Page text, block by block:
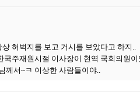
허벅지를 보고 거시를 보았다고 하지..
국주재원시절 이사장이 현역 국회의원
께서~ㅋ 이상한 사람들이야..